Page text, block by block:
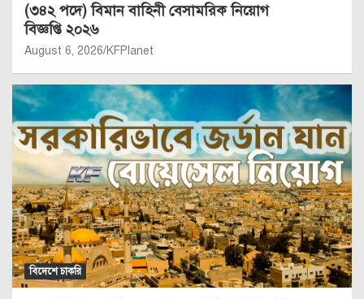
(৩৪২ পদে) বিমান বাহিনী বেসামরিক নিয়োগ
বিজ্ঞপ্তি ২০২৬
August 6, 2026 KFPlanet
বিদেশে চাকরি